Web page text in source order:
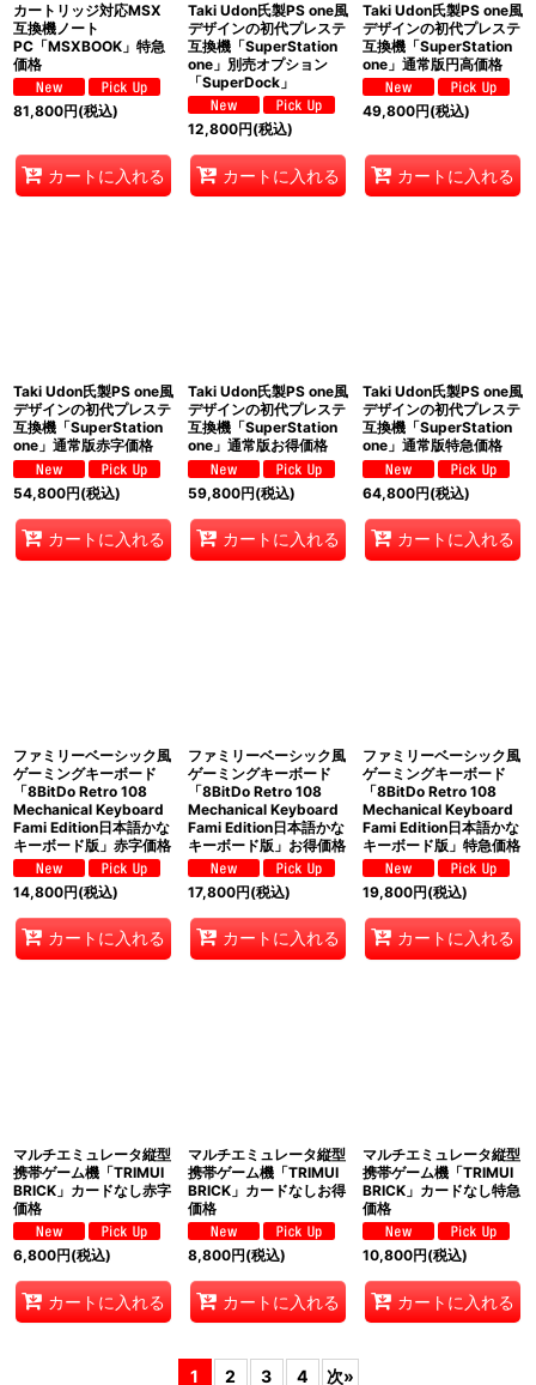
カートリッジ対応MSX
互換機ノート
PC「MSXBOOK」特急
価格
81,800円(税込)
カートに入れる
Taki Udon氏製PS one風
デザインの初代プレステ
互換機「SuperStation
one」別売オプション
「SuperDock」
12,800円(税込)
カートに入れる
Taki Udon氏製PS one風
デザインの初代プレステ
互換機「SuperStation
one」通常版円高価格
49,800円(税込)
カートに入れる
Taki Udon氏製PS one風
デザインの初代プレステ
互換機「SuperStation
one」通常版赤字価格
54,800円(税込)
カートに入れる
Taki Udon氏製PS one風
デザインの初代プレステ
互換機「SuperStation
one」通常版お得価格
59,800円(税込)
カートに入れる
Taki Udon氏製PS one風
デザインの初代プレステ
互換機「SuperStation
one」通常版特急価格
64,800円(税込)
カートに入れる
ファミリーベーシック風
ゲーミングキーボード
「8BitDo Retro 108
Mechanical Keyboard
Fami Edition日本語かな
キーボード版」赤字価格
14,800円(税込)
カートに入れる
ファミリーベーシック風
ゲーミングキーボード
「8BitDo Retro 108
Mechanical Keyboard
Fami Edition日本語かな
キーボード版」お得価格
17,800円(税込)
カートに入れる
ファミリーベーシック風
ゲーミングキーボード
「8BitDo Retro 108
Mechanical Keyboard
Fami Edition日本語かな
キーボード版」特急価格
19,800円(税込)
カートに入れる
マルチエミュレータ縦型
携帯ゲーム機「TRIMUI
BRICK」カードなし赤字
価格
6,800円(税込)
カートに入れる
マルチエミュレータ縦型
携帯ゲーム機「TRIMUI
BRICK」カードなしお得
価格
8,800円(税込)
カートに入れる
マルチエミュレータ縦型
携帯ゲーム機「TRIMUI
BRICK」カードなし特急
価格
10,800円(税込)
カートに入れる
1 2 3 4 次»